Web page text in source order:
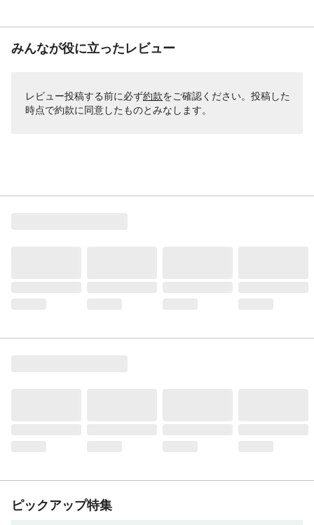
みんなが役に立ったレビュー
レビュー投稿する前に必ず約款をご確認ください。投稿した
時点で約款に同意したものとみなします。
ピックアップ特集